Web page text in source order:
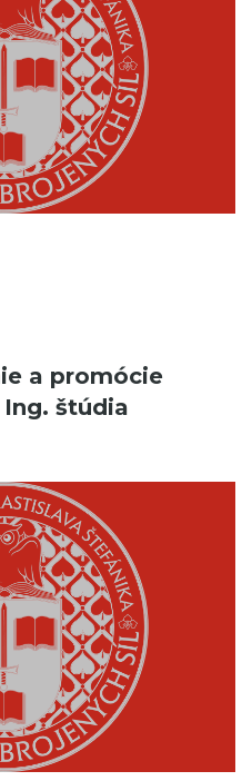
a promócie
štúdia